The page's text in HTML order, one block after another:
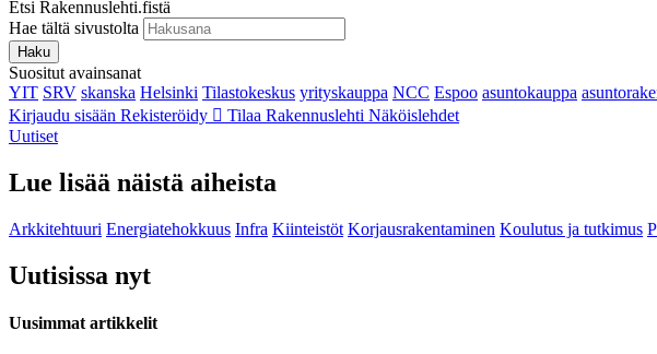
Etsi Rakennuslehti.fistä
Hae tältä sivustolta
Haku
Suositut avainsanat
YIT SRV skanska Helsinki Tilastokeskus yrityskauppa NCC Espoo asuntokauppa
Kirjaudu sisään Rekisteröidy Tilaa Rakennuslehti Näköislehdet
Uutiset
Lue lisää näistä aiheista
Arkkitehtuuri Energiatehokkuus Infra Kiinteistöt Korjausrakentaminen Koulutus ja tutkimus
Uutisissa nyt
Uusimmat artikkelit